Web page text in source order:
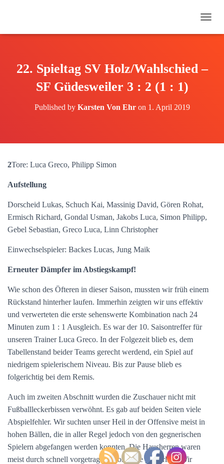
A
A
22. Spieltag SV Holz/Wahlschied –
SF Güdesweiler 3 : 2 (1 : 1)
Published by Karsten Von Ehron 1. April 2019
2Tore: Luca Greco, Philipp Simon
Aufstellung
Dorscheid Lukas, Schuch Kai, Massinig David, Gören Rohat,
Ermisch Richard, Gondal Usman, Jakobs Luca, Simon Philipp,
Gebel Sebastian, Greco Luca, Linn Christopher
Einwechselspieler: Backes Lucas, Jung Maik
Erneuter Dämpfer im Abstiegskampf!
Wie schon des Öfteren in dieser Saison, mussten wir früh einem
Rückstand hinterher laufen. Immerhin zeigten wir uns effektiv
und verwerteten die erste sehenswerte Kombination nach 24
Minuten zum 1 : 1 Ausgleich. Es war der 10. Saisontreffer für
unseren Trainer Luca Greco. In der Folgezeit blieb es, dem
Tabellenstand beider Teams gerecht werdend, ein Spiel auf
niedrigem spielerischem Niveau. Bis zur Pause blieb es
folgerichtig bei dem Remis.
Auch im zweiten Abschnitt wurden die Zuschauer nicht mit
Fußballleckerbissen verwöhnt. Es gab auf beiden Seiten viele
Abspielfehler. Wir suchten unser Heil in der Offensive meist in
hohen Bällen, die in aller Regel jedoch von den gegnerischen
Spielern abgefangen werden konnten. Die Hausherren waren
meist durch schnell vorgetragene Sololäufe gefährlich. Wir